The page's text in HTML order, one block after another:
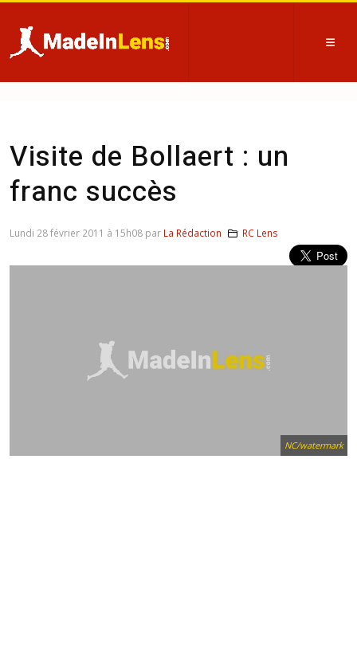
Visite de Bollaert : un
franc succès
NC/watermark
Lundi 28 février 2011 à 15h08 par La Rédaction RC Lens